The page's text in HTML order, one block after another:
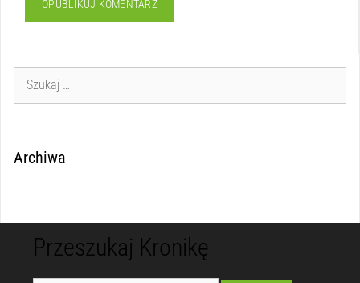
Archiwa
Przeszukaj Kronikę